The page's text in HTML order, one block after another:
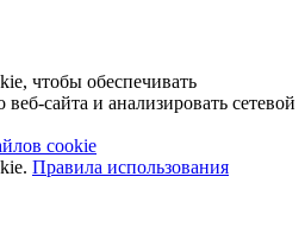
чтобы обеспечивать
сайта и анализировать сетевой
cookie
Правила использования